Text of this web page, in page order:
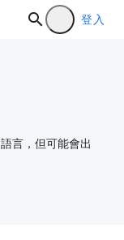
登入
言，但可能會出